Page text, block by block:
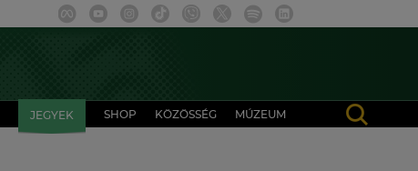
JEGYEK SHOP KÖZÖSSÉG MÚZEUM